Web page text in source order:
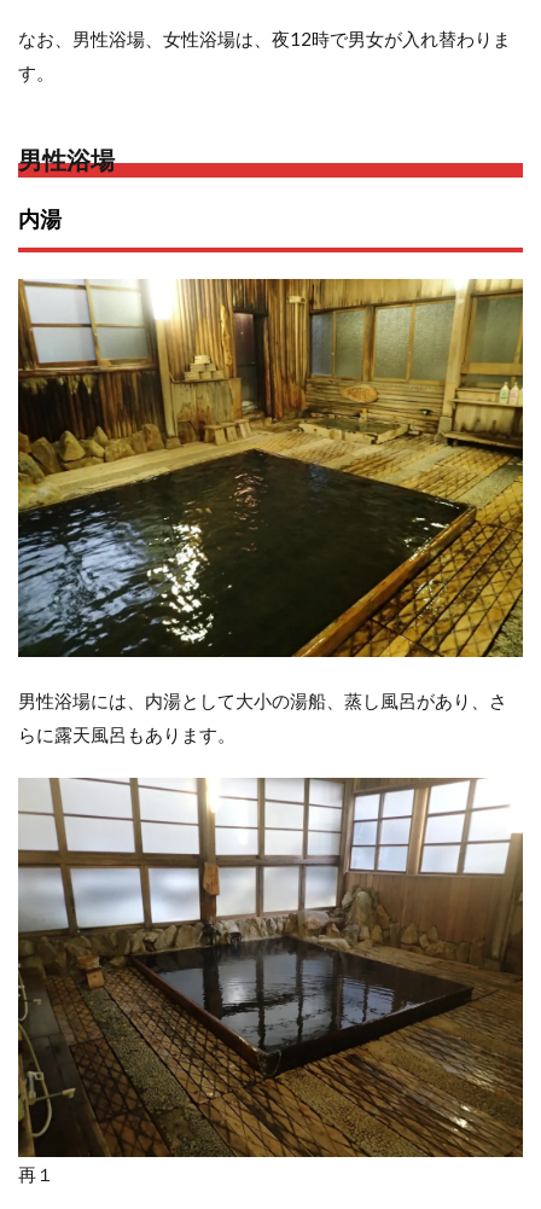
なお、男性浴場、女性浴場は、夜12時で男女が入れ替わりま
す。
男性浴場
内湯
男性浴場には、内湯として大小の湯船、蒸し風呂があり、さ
らに露天風呂もあります。
再１